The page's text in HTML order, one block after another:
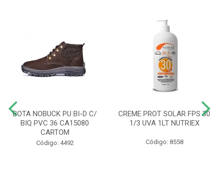
BOTA NOBUCK PU BI-D C/
BIQ PVC 36 CA15080
CARTOM
Código: 4492
CREME PROT SOLAR FPS 30
1/3 UVA 1LT NUTRIEX
Código: 8558